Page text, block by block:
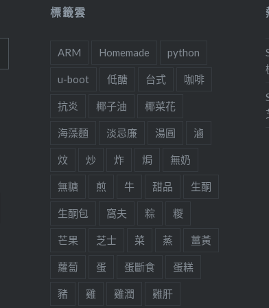
標籤雲
ARM Homemade python
u-boot 低醣 台式 咖啡
抗炎 椰子油 椰菜花
海藻麵 淡忌廉 湯圓 滷
炆 炒 炸 焗 無奶
無糖 煎 牛 甜品 生酮
生酮包 窩夫 粽 糉
芒果 芝士 菜 蒸 薑黃
蘿蔔 蛋 蛋斷食 蛋糕
豬 雞 雞潤 雞肝